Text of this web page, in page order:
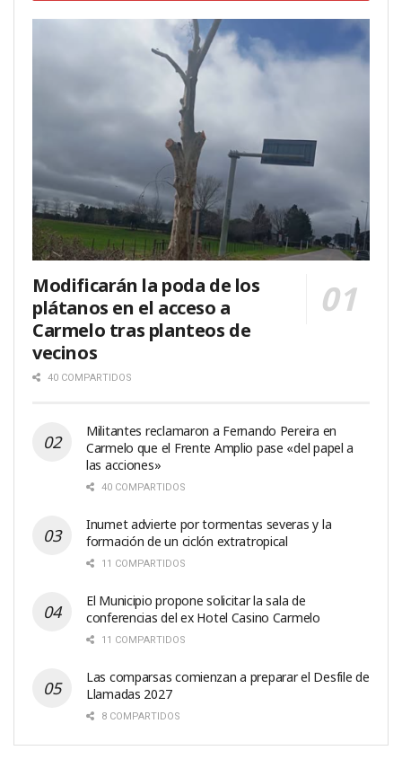
Modificarán la poda de los
plátanos en el acceso a
Carmelo tras planteos de
vecinos
40 COMPARTIDOS
Militantes reclamaron a Fernando Pereira en
Carmelo que el Frente Amplio pase «del papel a
las acciones»
40 COMPARTIDOS
Inumet advierte por tormentas severas y la
formación de un ciclón extratropical
11 COMPARTIDOS
El Municipio propone solicitar la sala de
conferencias del ex Hotel Casino Carmelo
11 COMPARTIDOS
Las comparsas comienzan a preparar el Desfile de
Llamadas 2027
8 COMPARTIDOS